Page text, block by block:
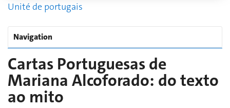
Unité de portugais
Navigation
Cartas Portuguesas de
Mariana Alcoforado: do texto
ao mito